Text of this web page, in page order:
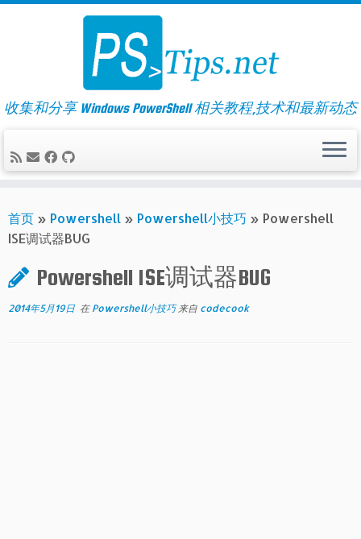
Skip
收集和分享 Windows PowerShell 相关教程,技术和最新动态
首页 » Powershell » Powershell小技巧 » Powershell
ISE调试器BUG
Powershell ISE调试器BUG
2014年5月19日 在 Powershell小技巧来自 codecook